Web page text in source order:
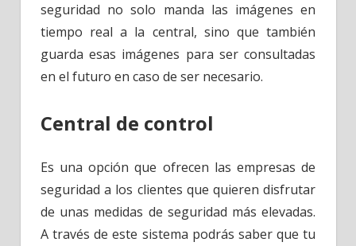
seguridad no solo manda las imágenes en
tiempo real a la central, sino que también
guarda esas imágenes para ser consultadas
en el futuro en caso de ser necesario.
Central de control
Es una opción que ofrecen las empresas de
seguridad a los clientes que quieren disfrutar
de unas medidas de seguridad más elevadas.
A través de este sistema podrás saber que tu